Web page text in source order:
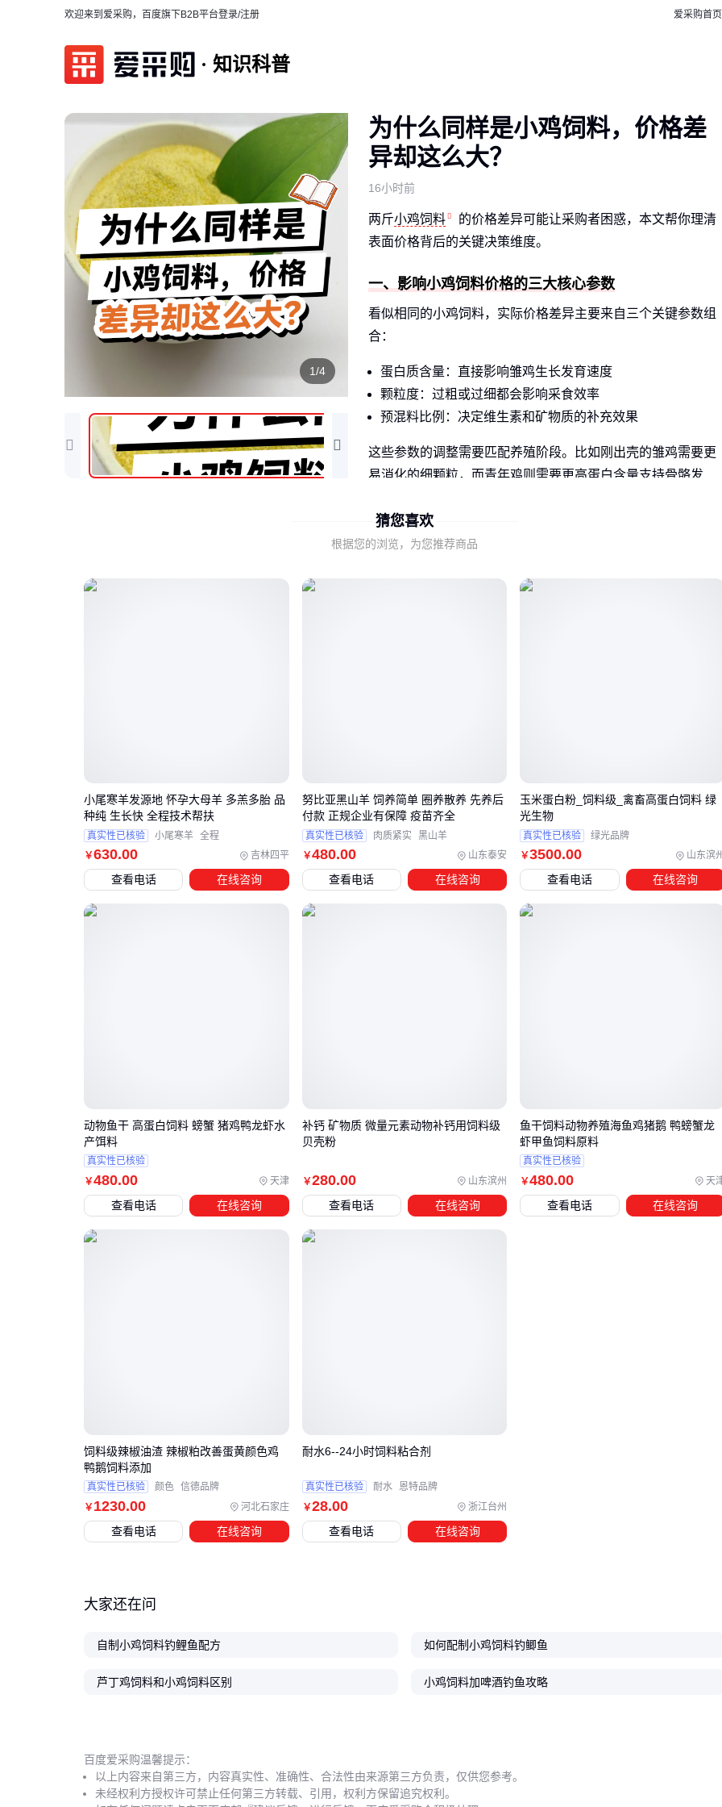
欢迎来到爱采购，百度旗下B2B平台登录/注册 爱采购首页
知识科普
1/4
为什么同样是小鸡饲料，价格差
异却这么大？
16小时前
两斤小鸡饲料
的价格差异可能让采购者困惑，本文帮你理清
表面价格背后的关键决策维度。
一、影响小鸡饲料价格的三大核心参数
看似相同的小鸡饲料，实际价格差异主要来自三个关键参数组
合：
蛋白质含量：直接影响雏鸡生长发育速度
颗粒度：过粗或过细都会影响采食效率
预混料比例：决定维生素和矿物质的补充效果
这些参数的调整需要匹配养殖阶段。比如刚出壳的雏鸡需要更
易消化的细颗粒，而青年鸡则需要更高蛋白含量支持骨骼发
采购时不能只看包装规格和总价，需要核对具体参数是否适配
当前养殖需求，这才是判断性价比的基础。
二、低价饲料可能带来的隐性成本
对养殖目标的匹配度而非单纯比价。
三、如何根据养殖目标选择合适的小鸡饲料？
选择小鸡饲料时，首先要明确养殖目标——是培育蛋鸡还是肉
鸡？两者的营养需求差异显著：
特殊养殖场景需要额外关注添加剂选择：
散养鸡群可搭配鸡用益生菌
饲料增强抗病力
密集养殖建议补充鸡用维生素
缓解应激
自动喂食器
不锈钢鸡用饮水器
可保持水源清洁，降低因水质问题引发
的肠道疾病风险
避光饲料吨桶
能有效防止饲料受潮霉变，确保营养成分不
合温控系统能维持最适生长环境。
配套设备的选择应与养殖规模相匹配。小型散养户可优先考虑
即使配备了专业设备，日常操作中的细节仍可能让饲料价值大
猜您喜欢
根据您的浏览，为您推荐商品
￥630.00 吉林四平
小尾寒羊发源地 怀孕大母羊 多羔多胎 品
种纯 生长快 全程技术帮扶
真实性已核验 小尾寒羊 全程
查看电话 在线咨询
￥480.00 山东泰安
努比亚黑山羊 饲养简单 圈养散养 先养后
付款 正规企业有保障 疫苗齐全
真实性已核验 肉质紧实 黑山羊
查看电话 在线咨询
￥3500.00 山东滨
玉米蛋白粉_饲料级_禽畜高蛋白饲料 绿
光生物
真实性已核验 绿光品牌
查看电话 在线咨询
￥480.00 天津
动物鱼干 高蛋白饲料 螃蟹 猪鸡鸭龙虾水
产饵料
真实性已核验
查看电话 在线咨询
￥280.00 山东滨州
补钙 矿物质 微量元素动物补钙用饲料级
贝壳粉
查看电话 在线咨询
￥480.00 天
鱼干饲料动物养殖海鱼鸡猪鹅 鸭螃蟹龙
虾甲鱼饲料原料
真实性已核验
查看电话 在线咨询
￥1230.00 河北石家庄
饲料级辣椒油渣 辣椒粕改善蛋黄颜色鸡
鸭鹅饲料添加
真实性已核验 颜色 信德品牌
查看电话 在线咨询
￥28.00 浙江台州
耐水6--24小时饲料粘合剂
真实性已核验 耐水 恩特品牌
查看电话 在线咨询
大家还在问
自制小鸡饲料钓鲤鱼配方 如何配制小鸡饲料钓鲫鱼
芦丁鸡饲料和小鸡饲料区别 小鸡饲料加啤酒钓鱼攻略
百度爱采购温馨提示：
以上内容来自第三方，内容真实性、准确性、合法性由来源第三方负责，仅供您参考。
未经权利方授权许可禁止任何第三方转载、引用，权利方保留追究权利。